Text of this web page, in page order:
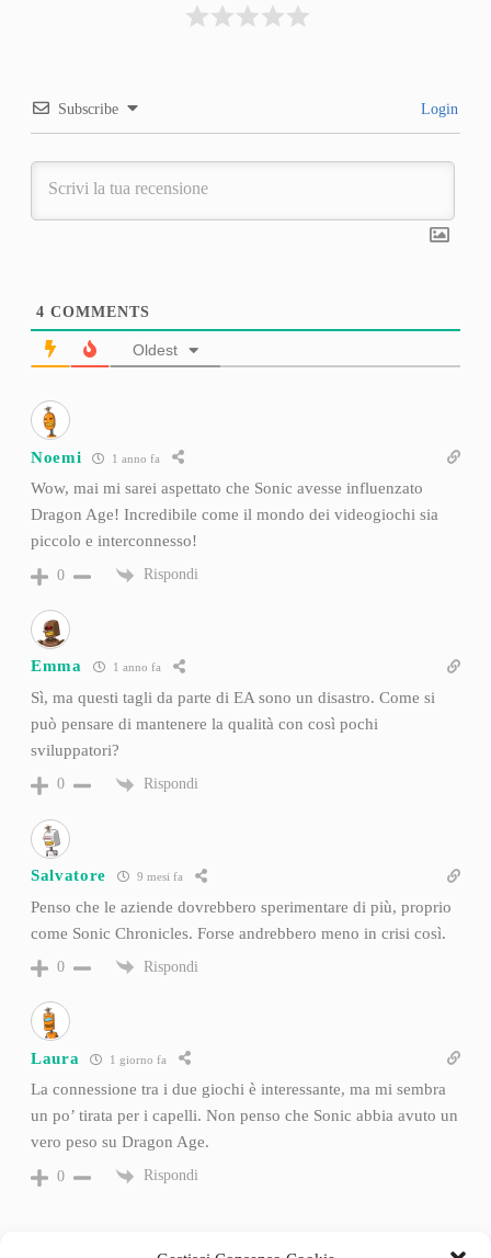
Subscribe Login
4 COMMENTS
Oldest
Noemi 1 anno fa
Wow, mai mi sarei aspettato che Sonic avesse influenzato
Dragon Age! Incredibile come il mondo dei videogiochi sia
piccolo e interconnesso!
0 Rispondi
Emma 1 anno fa
Sì, ma questi tagli da parte di EA sono un disastro. Come si
può pensare di mantenere la qualità con così pochi
sviluppatori?
0 Rispondi
Salvatore 9 mesi fa
Penso che le aziende dovrebbero sperimentare di più, proprio
come Sonic Chronicles. Forse andrebbero meno in crisi così.
0 Rispondi
Laura 1 giorno fa
La connessione tra i due giochi è interessante, ma mi sembra
un po’ tirata per i capelli. Non penso che Sonic abbia avuto un
vero peso su Dragon Age.
0 Rispondi